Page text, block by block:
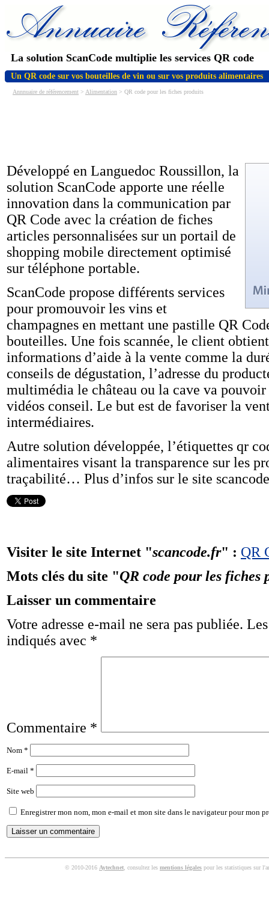
La solution ScanCode multiplie les services QR code
Un QR code sur vos bouteilles de vin ou sur vos produits alimentaires
Annnuaire de référencement > Alimentation > QR code pour les fiches produits
Développé en Languedoc Roussillon, la
solution ScanCode apporte une réelle
innovation dans la communication par
QR Code avec la création de fiches
articles personnalisées sur un portail de
shopping mobile directement optimisé
sur téléphone portable.
ScanCode propose différents services
pour promouvoir les vins et
champagnes en mettant une pastille QR
bouteilles. Une fois scannée, le client
informations d’aide à la vente comme la
conseils de dégustation, l’adresse du
multimédia le château ou la cave va
vidéos conseil. Le but est de favoriser la
intermédiaires.
Autre solution développée, l’étiquettes qr
alimentaires visant la transparence sur les
traçabilité… Plus d’infos sur le site
Visiter le site Internet "scancode.fr" : QR
Mots clés du site "QR code pour les fiches
Laisser un commentaire
Votre adresse e-mail ne sera pas publiée.
indiqués avec *
Commentaire *
Nom *
E-mail *
Site web
Enregistrer mon nom, mon e-mail et mon site dans le navigateur pour mon
© 2010-2016 Aytechnet , consultez les mentions légales pour les statistiques sur